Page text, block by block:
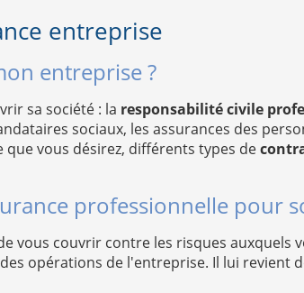
entreprise
entreprise ?
sa société : la responsabilité civile
sociaux, les assurances des
vous désirez, différents types de
professionnelle pour
vous couvrir contre les risques auxquels
opérations de l'entreprise. Il lui revient